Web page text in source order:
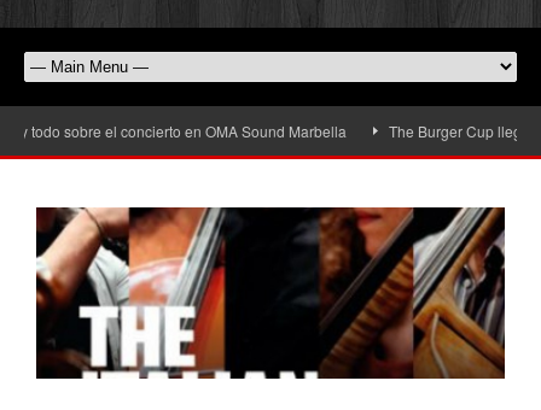
sobre el concierto en OMA Sound Marbella The Burger Cup llega a